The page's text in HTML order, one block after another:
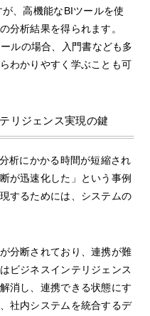
、高機能なBIツールを使
分析結果を得られます。
ルの場合、入門書なども多
わかりやすく学ぶことも可
リジェンス実現の鍵
析にかかる時間が短縮され
が迅速化した」という事例
するためには、システムの
分断されており、連携が難
ビジネスインテリジェンス
消し、連携できる状態にす
社内システムを統合するデ